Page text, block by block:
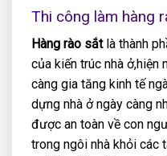
Thi công làm hàng
Hàng rào sắtlà thành
của kiến trúc nhà ở,hiện
càng gia tăng kinh tế
dựng nhà ở ngày càng
được an toàn về con
trong ngôi nhà khỏi các